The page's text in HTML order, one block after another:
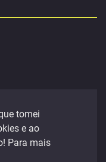
tomei
e ao
Para mais